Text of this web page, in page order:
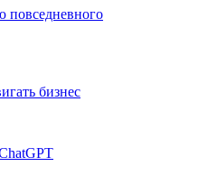
повседневного
бизнес